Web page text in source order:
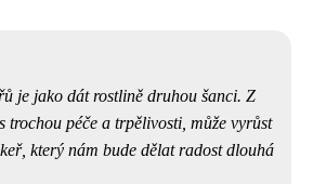
je jako dát rostlině druhou šanci. Z
trochou péče a trpělivosti, může vyrůst
který nám bude dělat radost dlouhá